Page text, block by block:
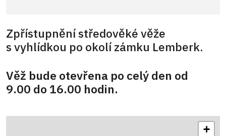
Zpřístupnění středověké věže
s vyhlídkou po okolí zámku Lemberk.
Věž bude otevřena po celý den od
9.00 do 16.00 hodin.
+